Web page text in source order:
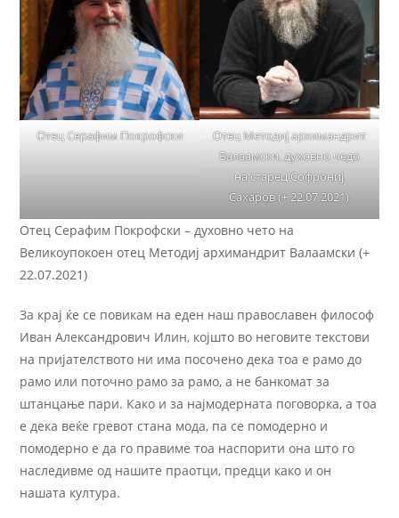
Отец Серафим Покрофски
Отец Методиј архимандрит
Валаамски, духовно чедо
на старец Софрониј
Сахаров (+ 22.07.2021)
Отец Серафим Покрофски – духовно чето на
Великоупокоен отец Методиј архимандрит Валаамски (+
22.07.2021)
За крај ќе се повикам на еден наш православен философ
Иван Александрович Илин, којшто во неговите текстови
на пријателството ни има посочено дека тоа е рамо до
рамо или поточно рамо за рамо, а не банкомат за
штанцање пари. Како и за најмодерната поговорка, а тоа
е дека веќе гревот стана мода, па се помодерно и
помодерно е да го правиме тоа наспорити она што го
наследивме од нашите праотци, предци како и он
нашата култура.